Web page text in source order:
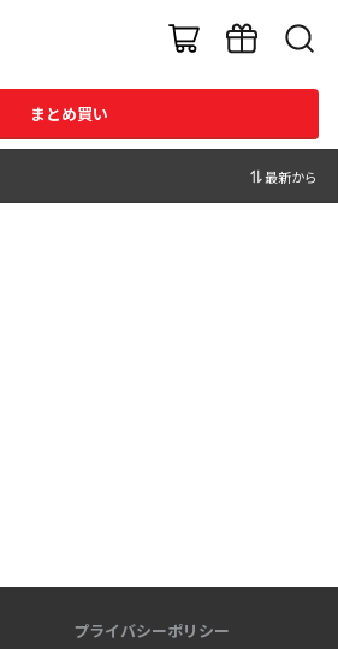
まとめ買い
最新から
プライバシーポリシー